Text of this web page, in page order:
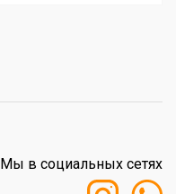
Мы в социальных сетях